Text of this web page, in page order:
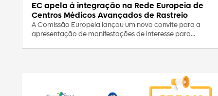
EC apela à integração na Rede Europeia de
Centros Médicos Avançados de Rastreio
A Comissão Europeia lançou um novo convite para a
apresentação de manifestações de interesse para...